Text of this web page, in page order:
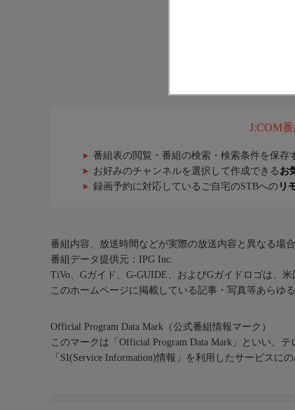
J:COM
番組表の閲覧・番組の検索・検索条件を保存
お好みのチャンネルを選択して作成できる お
録画予約に対応しているご自宅のSTBへの リ
番組内容、放送時間などが実際の放送内容と異なる場合
番組データ提供元：IPG Inc.
TiVo、Gガイド、G-GUIDE、およびGガイドロゴは、
このホームページに掲載している記事・写真等あらゆ
Official Program Data Mark（公式番組情報マーク）
このマークは「Official Program Data Mark」といい、
「SI(Service Information)情報」を利用したサービスに